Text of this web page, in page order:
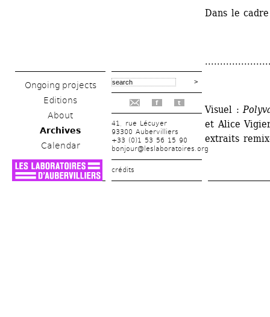
Ongoing projects
Editions
About
Archives
Calendar
f t
41, rue Lécuyer
93300 Aubervilliers
+33 (0)1 53 56 15 90
bonjour@leslaboratoires.org
crédits
Dans le
Visuel :
et Alice
extraits